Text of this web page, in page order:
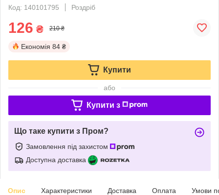
Код: 140101795
Роздріб
126 ₴ 210 ₴
Економія 84 ₴
Купити
або
Купити з
Що таке купити з Пром?
Замовлення під захистом
Доступна доставка
Опис Характеристики Доставка Оплата Умови